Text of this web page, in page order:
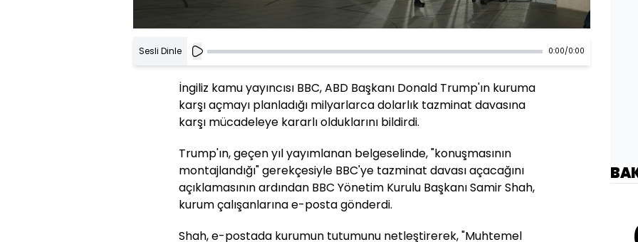
Sesli Dinle 0:00/0:00
İngiliz kamu yayıncısı BBC, ABD Başkanı Donald Trump'ın kuruma
karşı açmayı planladığı milyarlarca dolarlık tazminat davasına
karşı mücadeleye kararlı olduklarını bildirdi.
Trump'ın, geçen yıl yayımlanan belgeselinde, "konuşmasının
montajlandığı" gerekçesiyle BBC'ye tazminat davası açacağını
açıklamasının ardından BBC Yönetim Kurulu Başkanı Samir Shah,
kurum çalışanlarına e-posta gönderdi.
Shah, e-postada kurumun tutumunu netleştirerek, "Muhtemel